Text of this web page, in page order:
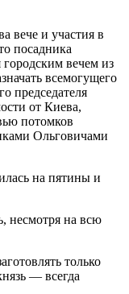
вече и участия в
посад­ника
вечем из
всемогущего
председателя
от Киева,
потомков
Ольговичами
на пятины и
несмотря на всю
только
— всегда